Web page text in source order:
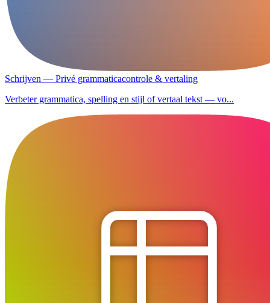
Schrijven — Privé grammaticacontrole & vertaling
Verbeter grammatica, spelling en stijl of vertaal tekst — vo...